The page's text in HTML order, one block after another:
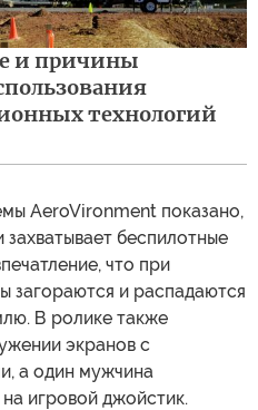
и причины
технологий
AeroVironment показано,
беспилотные
что при
загораются и распадаются
В ролике также
экранов с
а один мужчина
игровой джойстик.